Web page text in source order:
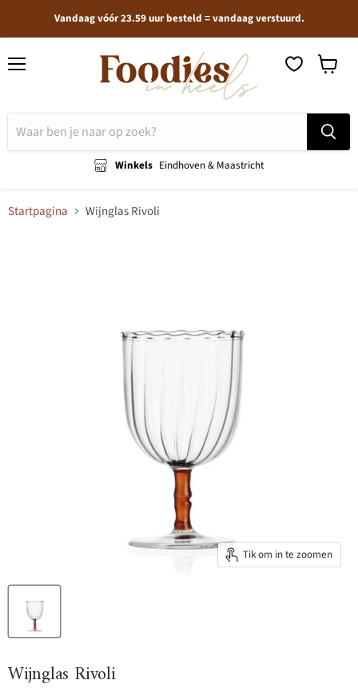
Vandaag vóór 23.59 uur besteld = vandaag verstuurd.
Winkels Eindhoven & Maastricht
Startpagina Wijnglas Rivoli
Tik om in te zoomen
Wijnglas Rivoli